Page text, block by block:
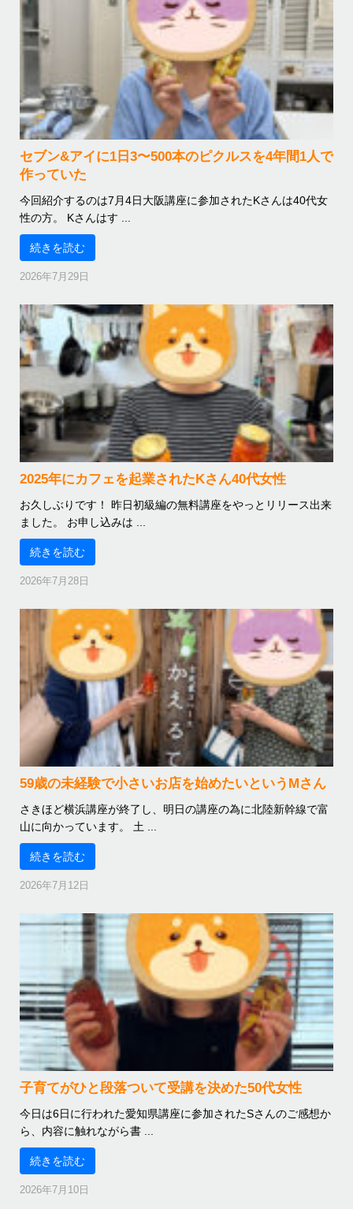
セブン&アイに1日3〜500本のピクルスを4年間1人で
作っていた
今回紹介するのは7月4日大阪講座に参加されたKさんは40代女
性の方。 Kさんはす ...
続きを読む
2026年7月29日
2025年にカフェを起業されたKさん40代女性
お久しぶりです！ 昨日初級編の無料講座をやっとリリース出来
ました。 お申し込みは ...
続きを読む
2026年7月28日
59歳の未経験で小さいお店を始めたいというMさん
さきほど横浜講座が終了し、明日の講座の為に北陸新幹線で富
山に向かっています。 土 ...
続きを読む
2026年7月12日
子育てがひと段落ついて受講を決めた50代女性
今日は6日に行われた愛知県講座に参加されたSさんのご感想か
ら、内容に触れながら書 ...
続きを読む
2026年7月10日